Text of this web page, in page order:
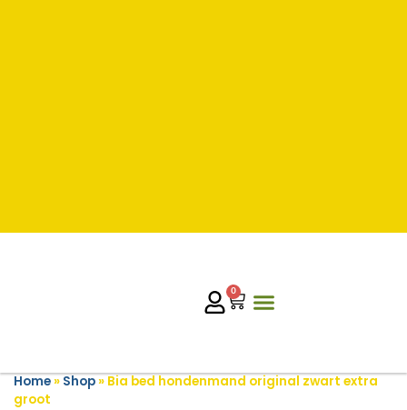
0
Home» Shop» Bia bed hondenmand original zwart extra
groot